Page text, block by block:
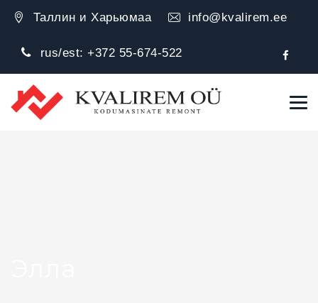
Таллин и Харьюмаа info@kvalirem.ee
rus/est:+372 55-674-522